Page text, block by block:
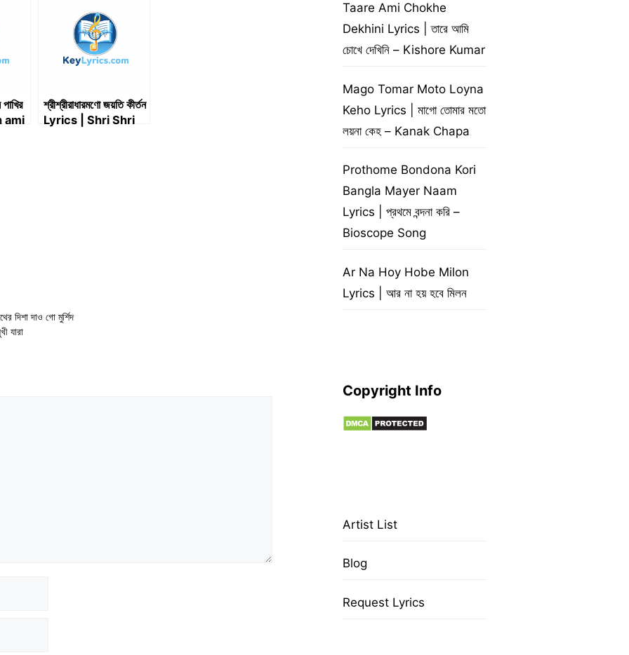
ami
শ্রীশ্রীরাধারমণো জয়তি কীর্তন
Lyrics | Shri Shri
দাও গো মুর্শিদ
যারা
Taare Ami Chokhe
Dekhini Lyrics | তারে আমি
চোখে দেখিনি – Kishore Kumar
Mago Tomar Moto Loyna
Keho Lyrics | মাগো তোমার মতো
লয়না কেহ – Kanak Chapa
Prothome Bondona Kori
Bangla Mayer Naam
Lyrics | প্রথমে বন্দনা করি –
Bioscope Song
Ar Na Hoy Hobe Milon
Lyrics | আর না হয় হবে মিলন
Copyright Info
Artist List
Blog
Request Lyrics